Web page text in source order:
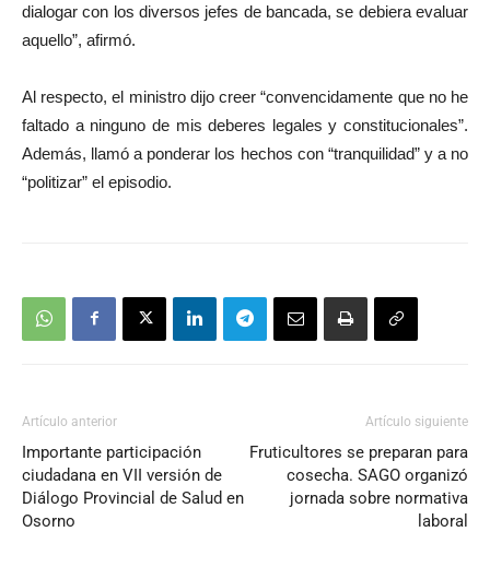
dialogar con los diversos jefes de bancada, se debiera evaluar
aquello”, afirmó.
Al respecto, el ministro dijo creer “convencidamente que no he
faltado a ninguno de mis deberes legales y constitucionales”.
Además, llamó a ponderar los hechos con “tranquilidad” y a no
“politizar” el episodio.
Artículo anterior
Importante participación
ciudadana en VII versión de
Diálogo Provincial de Salud en
Osorno
Artículo siguiente
Fruticultores se preparan para
cosecha. SAGO organizó
jornada sobre normativa
laboral